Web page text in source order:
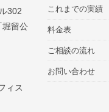
302
堀留公
ィス
これまでの実績
料金表
ご相談の流れ
お問い合わせ